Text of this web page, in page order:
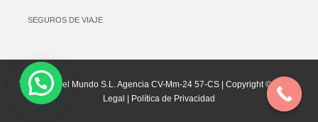
SEGUROS DE VIAJE
Vamos por el Mundo S.L. Agencia CV-Mm-24 57-CS | Copyright © | Aviso
Legal
Política de Privacidad